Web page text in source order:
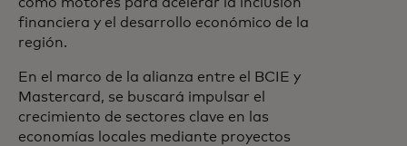
financiera y el desarrollo económico de la
región.
En el marco de la alianza entre el BCIE y
Mastercard, se buscará impulsar el
crecimiento de sectores clave en las
economías locales mediante proyectos